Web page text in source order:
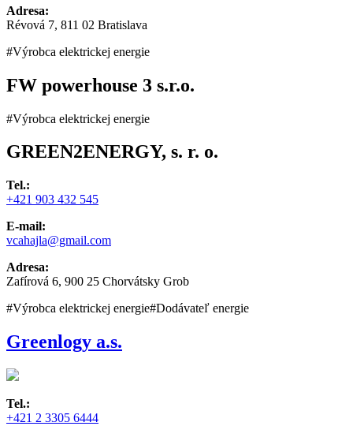
Adresa:
Révová 7, 811 02 Bratislava
#Výrobca elektrickej energie
FW powerhouse 3 s.r.o.
#Výrobca elektrickej energie
GREEN2ENERGY, s. r. o.
Tel.:
+421 903 432 545
E-mail:
vcahajla@gmail.com
Adresa:
Zafírová 6, 900 25 Chorvátsky Grob
#Výrobca elektrickej energie#Dodávateľ energie
Greenlogy a.s.
Tel.:
+421 2 3305 6444